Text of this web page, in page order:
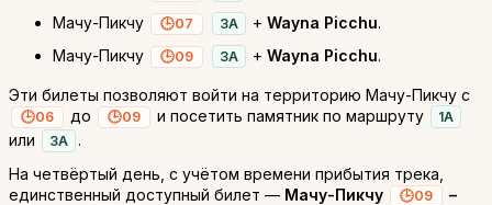
Мачу-Пикчу
07 3A + Wayna Picchu.
Мачу-Пикчу
09 3A + Wayna Picchu.
Эти билеты позволяют войти на территорию Мачу-Пикчу с
06 до 09 и посетить памятник по маршруту 1A
или 3A
.
На четвёртый день, с учётом времени прибытия трека,
единственный доступный билет — Мачу-Пикчу 09
–